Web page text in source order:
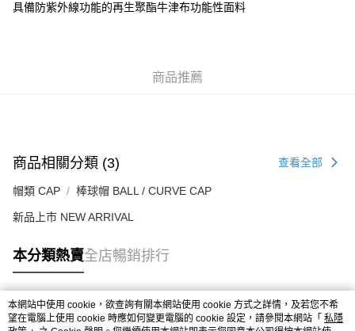
付款後順豐合作便利店
具備防紫外線功能的再生聚酯牛津布功能性面料
商品推薦
商品相關分類 (3) 查看全部
帽類 CAP 棒球帽 BALL / CURVE CAP
新品上市 NEW ARRIVAL
本分類熱賣全店暢銷排行
熱門標籤
本網站中使用 cookie，欲查詢有關本網站使用 cookie 方式之詳情，及若您不希
望在電腦上使用 cookie 時應如何變更電腦的 cookie 設定，請參閱本網站「 私隱